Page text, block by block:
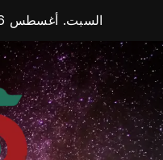
content
السبت. أغسطس 8th, 2026